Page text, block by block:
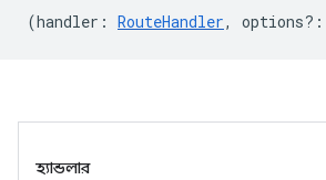
(handler : RouteHandler, options? :
হ্যান্ডলার